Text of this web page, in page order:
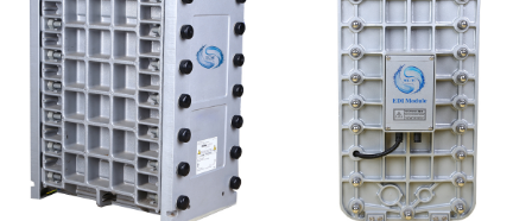
MK-TC100 EDI设备
MK-TC300 EDI超纯水
处理设备